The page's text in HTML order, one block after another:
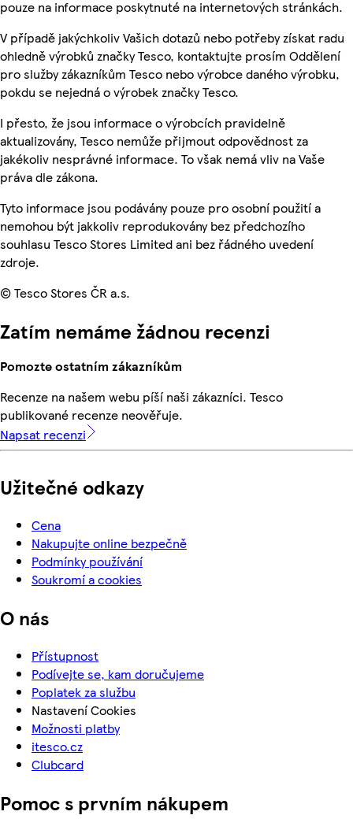
pouze na informace poskytnuté na internetových stránkách.
V případě jakýchkoliv Vašich dotazů nebo potřeby získat radu
ohledně výrobků značky Tesco, kontaktujte prosím Oddělení
pro služby zákazníkům Tesco nebo výrobce daného výrobku,
pokdu se nejedná o výrobek značky Tesco.
I přesto, že jsou informace o výrobcích pravidelně
aktualizovány, Tesco nemůže přijmout odpovědnost za
jakékoliv nesprávné informace. To však nemá vliv na Vaše
práva dle zákona.
Tyto informace jsou podávány pouze pro osobní použití a
nemohou být jakkoliv reprodukovány bez předchozího
souhlasu Tesco Stores Limited ani bez řádného uvedení
zdroje.
© Tesco Stores ČR a.s.
Zatím nemáme žádnou recenzi
Pomozte ostatním zákazníkům
Recenze na našem webu píší naši zákazníci. Tesco
publikované recenze neověřuje.
Napsat recenzi
Užitečné odkazy
Cena
Nakupujte online bezpečně
Podmínky používání
Soukromí a cookies
O nás
Přístupnost
Podívejte se, kam doručujeme
Poplatek za službu
Nastavení Cookies
Možnosti platby
itesco.cz
Clubcard
Pomoc s prvním nákupem